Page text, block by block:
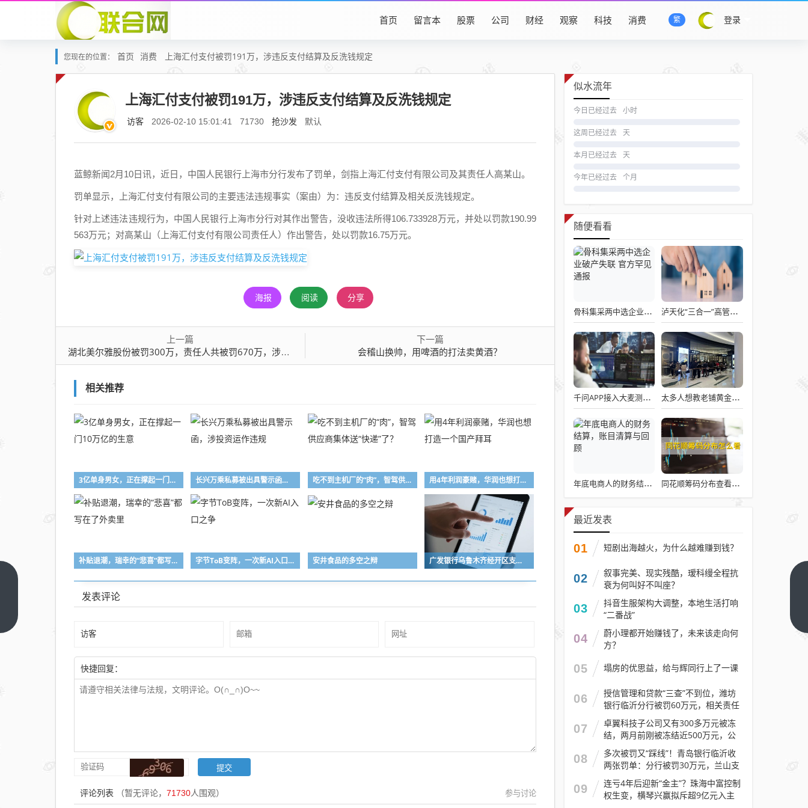
登录
繁
首页 留言本 股票 公司 财经 观察 科技 消费
您现在的位置： 首页 消费 上海汇付支付被罚191万，涉违反支付结算及反洗钱规定
上海汇付支付被罚191万，涉违反支付结算及反洗钱规定
访客 2026-02-10 15:01:41 71730 抢沙发 默认
蓝鲸新闻2月10日讯，近日，中国人民银行上海市分行发布了罚单，剑指上海汇付支付有限公司及其责任人高某山。
罚单显示，上海汇付支付有限公司的主要违法违规事实（案由）为：违反支付结算及相关反洗钱规定。
针对上述违法违规行为，中国人民银行上海市分行对其作出警告，没收违法所得106.733928万元，并处以罚款190.99
563万元；对高某山（上海汇付支付有限公司责任人）作出警告，处以罚款16.75万元。
海报 阅读 分享
上一篇
湖北美尔雅股份被罚300万，责任人共被罚670万，涉信披违规
下一篇
会稽山换帅，用啤酒的打法卖黄酒？
相关推荐
3亿单身男女，正在撑起一门10万亿的生意 长兴万乘私募被出具警示函，涉投资运作违规 吃不到主机厂的“肉”，智驾供应商集体送“快递”了？ 用4年利润豪赌，华润也想打造一个国产拜耳
补贴退潮，瑞幸的“悲喜”都写在了外卖里 字节ToB变阵，一次新AI入口之争 安井食品的多空之辩 广发银行乌鲁木齐经开区支行被罚20万，涉贷款管理不到位
发表评论
快捷回复：
评论列表 （暂无评论， 71730人围观） 参与讨论
似水流年
今日已经过去 小时
这周已经过去 天
本月已经过去 天
今年已经过去 个月
随便看看
骨科集采两中选企业破产失联 官方罕见通报 泸天化“三合一”高管王斌辞职：高管变动叠加财务、业绩双重压力，公司进入阶段性调整期
千问APP接入大麦测试“一句话买电影票” 太多人想教老铺黄金怎么做生意了
年底电商人的财务结算，账目清算与回顾 同花顺筹码分布查看详解攻略
最近发表
01 短剧出海越火，为什么越难赚到钱？
02
叙事完美、现实残酷，瑷科缦全程抗
衰为何叫好不叫座？
03
抖音生服架构大调整，本地生活打响
“二番战”
04
蔚小理都开始赚钱了，未来该走向何
方？
05 塌房的优思益，给与辉同行上了一课
06
授信管理和贷款“三查”不到位，潍坊
银行临沂分行被罚60万元，相关责任
人被警告
07
卓翼科技子公司又有300多万元被冻
结，两月前刚被冻结近500万元，公
司去年预计亏损至少2.1亿元
08
多次被罚又“踩线”！青岛银行临沂收
两张罚单：分行被罚30万元，兰山支
行被罚30万元
09
连亏4年后迎新“金主”？珠海中富控制
权生变，横琴兴赢拟斥超9亿元入主